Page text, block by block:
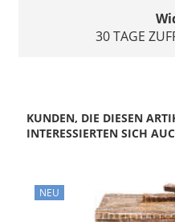
30 TAGE
KUNDEN, DIE DIESEN
INTERESSIERTEN SICH
NEU